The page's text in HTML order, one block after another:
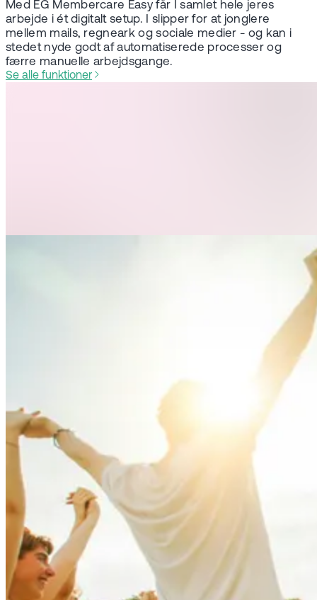
Med EG Membercare Easy får I samlet hele jeres
arbejde i ét digitalt setup. I slipper for at jonglere
mellem mails, regneark og sociale medier - og kan i
stedet nyde godt af automatiserede processer og
færre manuelle arbejdsgange.
Se alle funktioner